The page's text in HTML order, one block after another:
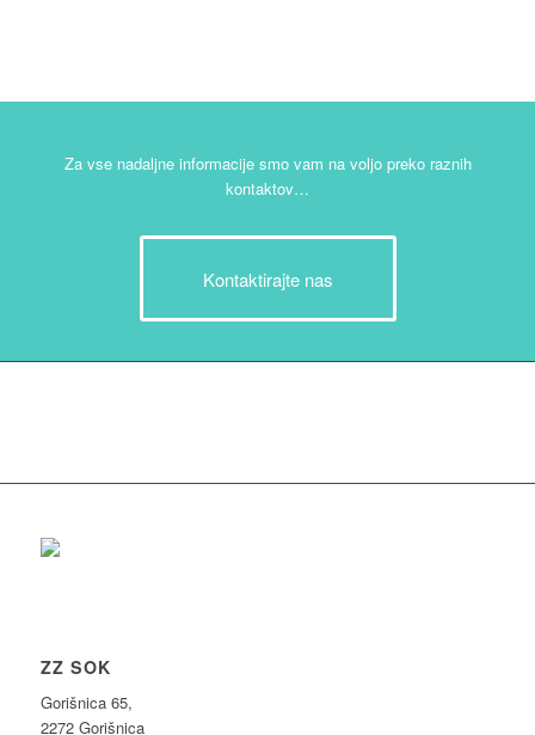
Za vse nadaljne informacije smo vam na voljo preko raznih
kontaktov…
Kontaktirajte nas
ZZ SOK
Gorišnica 65,
2272 Gorišnica